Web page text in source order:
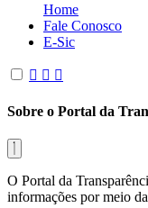
Home
Fale Conosco
E-Sic
Sobre o Portal da
O Portal da
informações por meio